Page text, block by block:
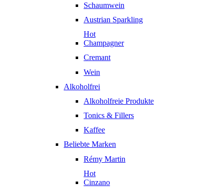
Schaumwein
Austrian Sparkling
Hot
Champagner
Cremant
Wein
Alkoholfrei
Alkoholfreie Produkte
Tonics & Fillers
Kaffee
Beliebte Marken
Rémy Martin
Hot
Cinzano